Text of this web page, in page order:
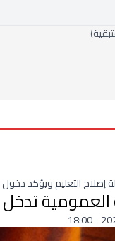
التعليم ويؤكد دخول